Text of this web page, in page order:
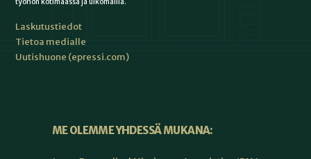
työhön kotimaassa ja ulkomailla.
Laskutustiedot
Tietoa medialle
Uutishuone (epressi.com)
ME OLEMME YHDESSÄ MUKANA: